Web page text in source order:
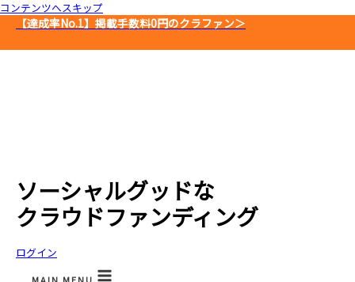
コンテンツへスキップ
【達成率No.1】 掲載手数料0円のクラファン＞
ソーシャルグッドな
クラウドファンディング
ログイン
MAIN MENU